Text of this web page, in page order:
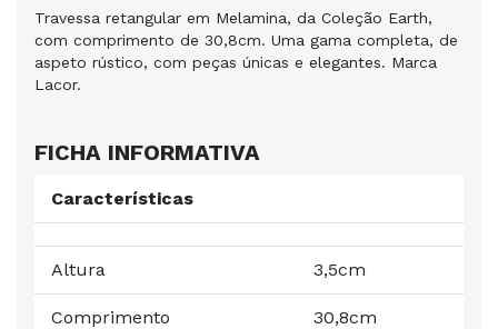
Travessa retangular em Melamina, da Coleção Earth,
com comprimento de 30,8cm. Uma gama completa, de
aspeto rústico, com peças únicas e elegantes. Marca
Lacor.
FICHA INFORMATIVA
Características
Altura 3,5cm
Comprimento 30,8cm